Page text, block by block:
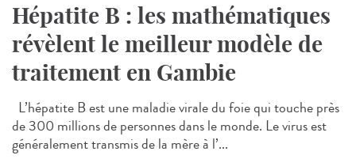
Hépatite B : les mathématiques
révèlent le meilleur modèle de
traitement en Gambie
L’hépatite B est une maladie virale du foie qui touche près
de 300 millions de personnes dans le monde. Le virus est
généralement transmis de la mère à l’...